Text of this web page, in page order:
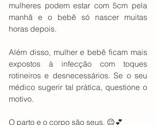
mulheres podem estar com 5cm pela
manhã e o bebê só nascer muitas
horas depois.
Além disso, mulher e bebê ficam mais
expostos à infecção com toques
rotineiros e desnecessários. Se o seu
médico sugerir tal prática, questione o
motivo.
O parto e o corpo são seus. 😉💕